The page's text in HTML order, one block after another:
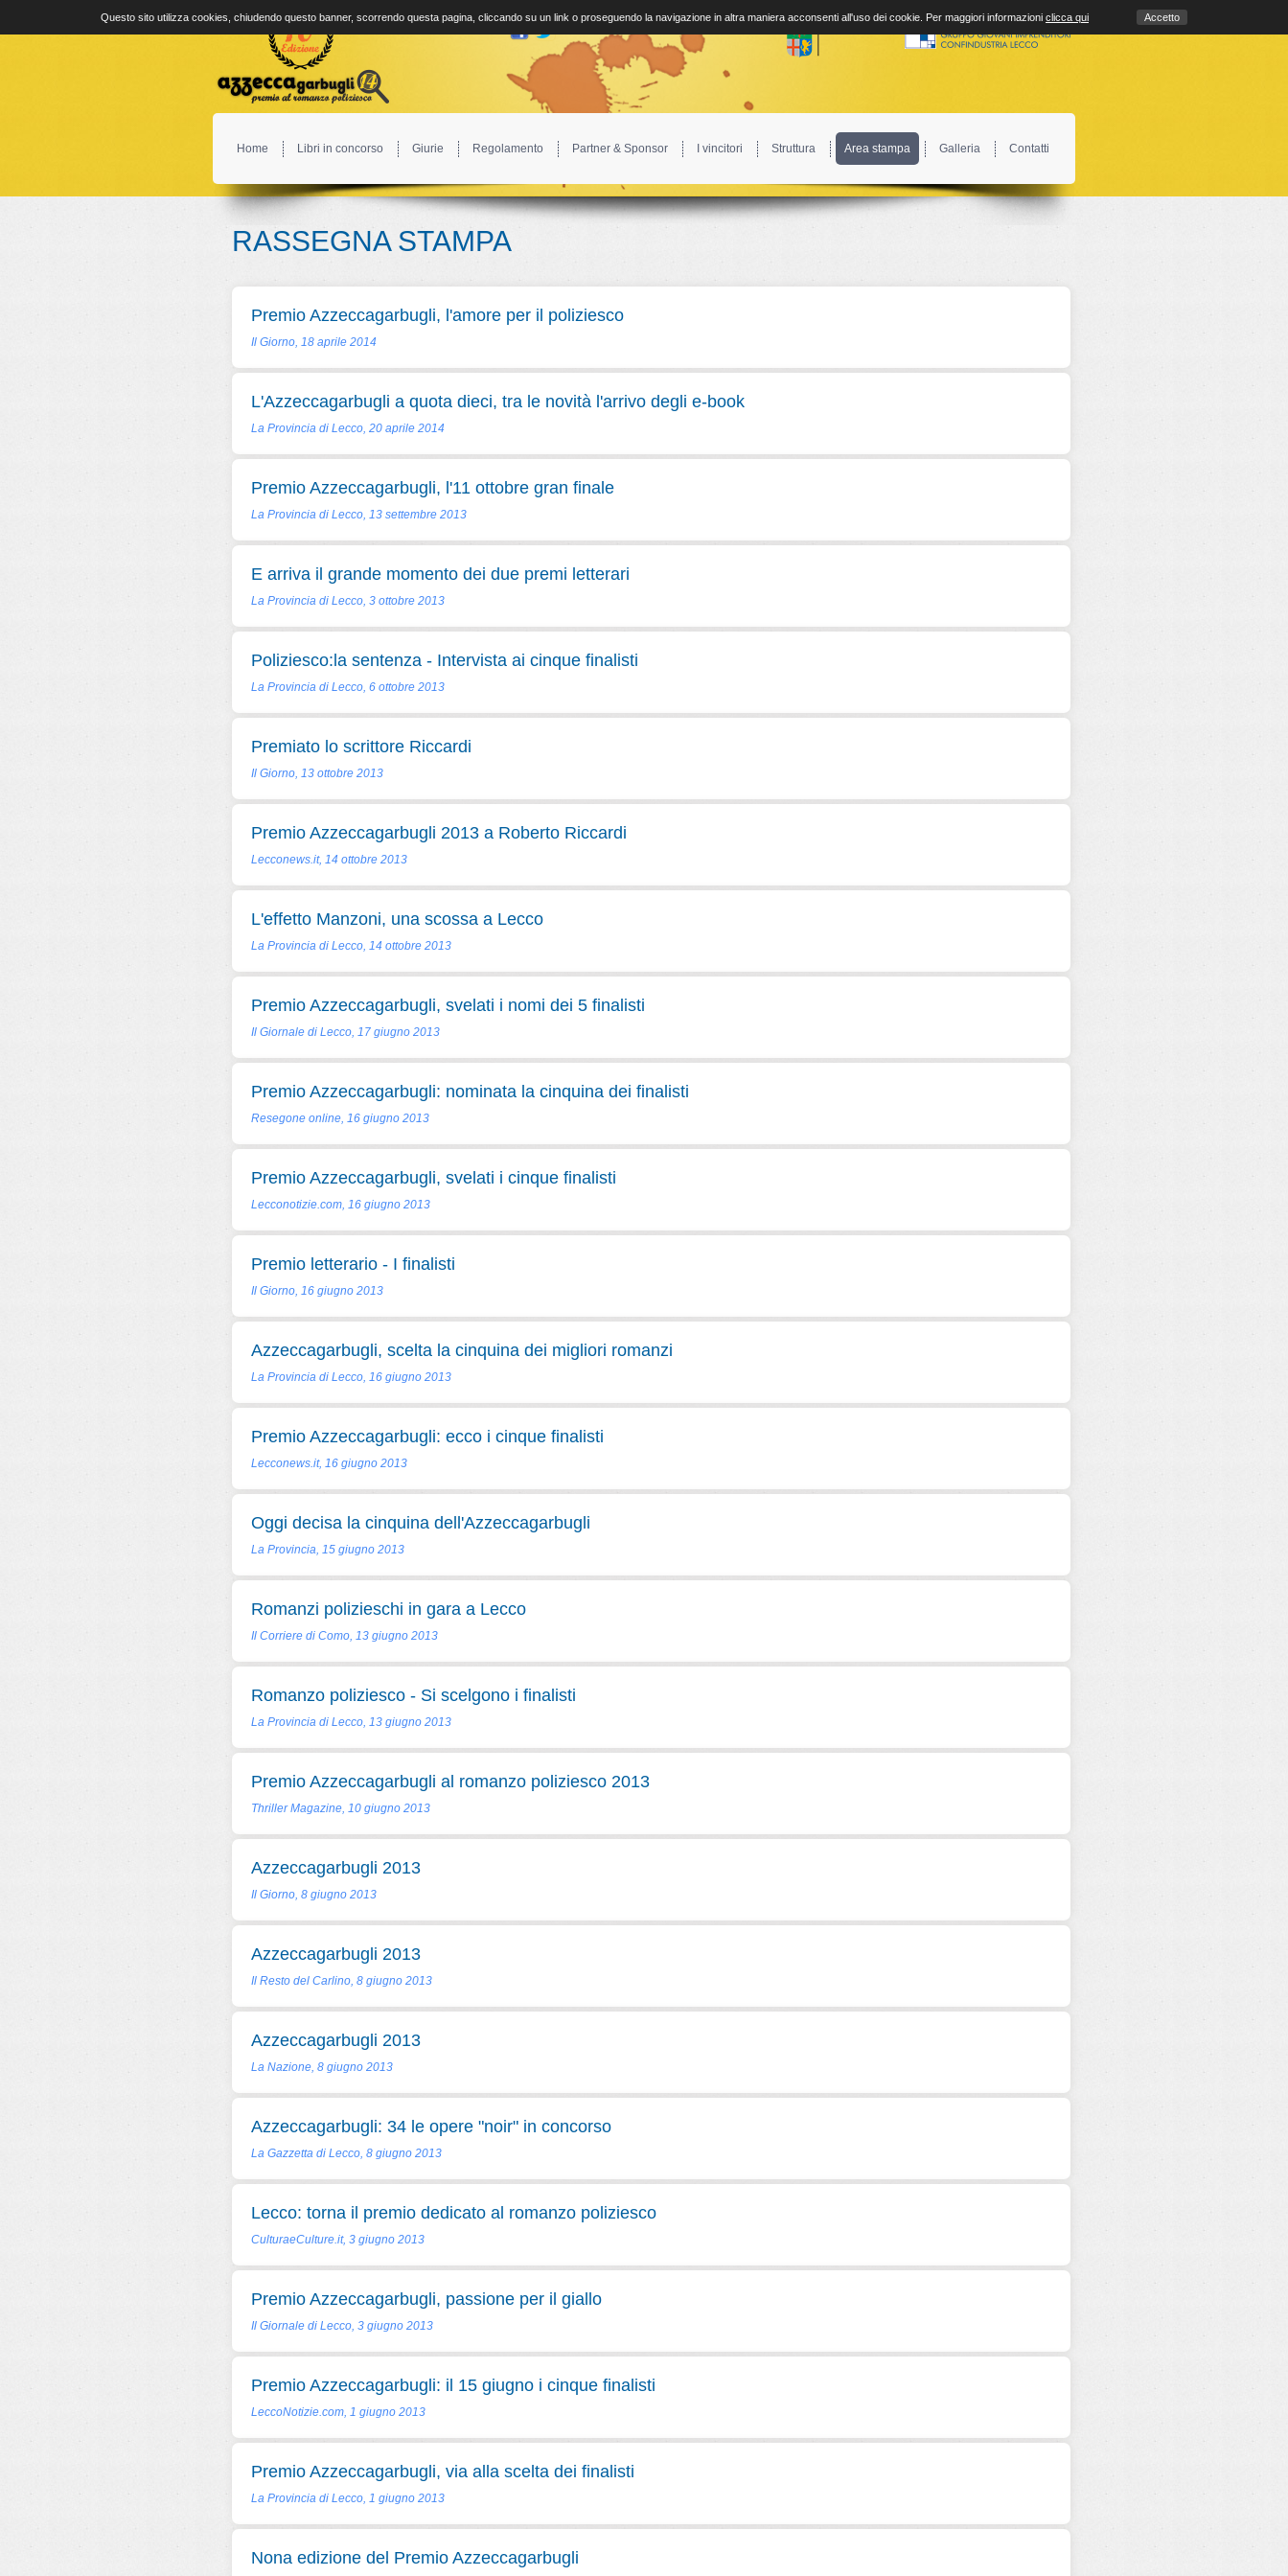
Home Libri in concorso Giurie Regolamento Partner & Sponsor I vincitori Struttura Area stampa Galleria Contatti
RASSEGNA STAMPA
Premio Azzeccagarbugli, l'amore per il poliziesco
Il Giorno, 18 aprile 2014
L'Azzeccagarbugli a quota dieci, tra le novità l'arrivo degli e-book
La Provincia di Lecco, 20 aprile 2014
Premio Azzeccagarbugli, l'11 ottobre gran finale
La Provincia di Lecco, 13 settembre 2013
E arriva il grande momento dei due premi letterari
La Provincia di Lecco, 3 ottobre 2013
Poliziesco:la sentenza - Intervista ai cinque finalisti
La Provincia di Lecco, 6 ottobre 2013
Premiato lo scrittore Riccardi
Il Giorno, 13 ottobre 2013
Premio Azzeccagarbugli 2013 a Roberto Riccardi
Lecconews.it, 14 ottobre 2013
L'effetto Manzoni, una scossa a Lecco
La Provincia di Lecco, 14 ottobre 2013
Premio Azzeccagarbugli, svelati i nomi dei 5 finalisti
Il Giornale di Lecco, 17 giugno 2013
Premio Azzeccagarbugli: nominata la cinquina dei finalisti
Resegone online, 16 giugno 2013
Premio Azzeccagarbugli, svelati i cinque finalisti
Lecconotizie.com, 16 giugno 2013
Premio letterario - I finalisti
Il Giorno, 16 giugno 2013
Azzeccagarbugli, scelta la cinquina dei migliori romanzi
La Provincia di Lecco, 16 giugno 2013
Premio Azzeccagarbugli: ecco i cinque finalisti
Lecconews.it, 16 giugno 2013
Oggi decisa la cinquina dell'Azzeccagarbugli
La Provincia, 15 giugno 2013
Romanzi polizieschi in gara a Lecco
Il Corriere di Como, 13 giugno 2013
Romanzo poliziesco - Si scelgono i finalisti
La Provincia di Lecco, 13 giugno 2013
Premio Azzeccagarbugli al romanzo poliziesco 2013
Thriller Magazine, 10 giugno 2013
Azzeccagarbugli 2013
Il Giorno, 8 giugno 2013
Azzeccagarbugli 2013
Il Resto del Carlino, 8 giugno 2013
Azzeccagarbugli 2013
La Nazione, 8 giugno 2013
Azzeccagarbugli: 34 le opere "noir" in concorso
La Gazzetta di Lecco, 8 giugno 2013
Lecco: torna il premio dedicato al romanzo poliziesco
CulturaeCulture.it, 3 giugno 2013
Premio Azzeccagarbugli, passione per il giallo
Il Giornale di Lecco, 3 giugno 2013
Premio Azzeccagarbugli: il 15 giugno i cinque finalisti
LeccoNotizie.com, 1 giugno 2013
Premio Azzeccagarbugli, via alla scelta dei finalisti
La Provincia di Lecco, 1 giugno 2013
Nona edizione del Premio Azzeccagarbugli
Questo sito utilizza cookies, chiudendo questo banner, scorrendo questa pagina, cliccando su un link o proseguendo la navigazione in altra maniera acconsenti all'uso dei cookie. Per maggiori informazioni clicca qui Accetto